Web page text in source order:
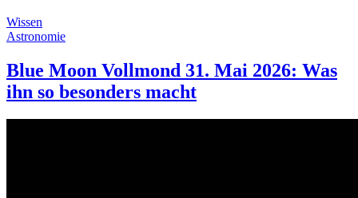
Wissen
Astronomie
Blue Moon Vollmond 31. Mai 2026: Was
ihn so besonders macht